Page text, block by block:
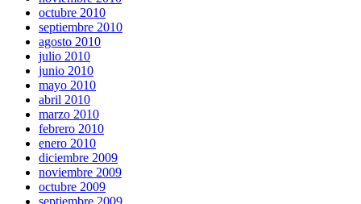
octubre 2010
septiembre 2010
agosto 2010
julio 2010
junio 2010
mayo 2010
abril 2010
marzo 2010
febrero 2010
enero 2010
diciembre 2009
noviembre 2009
octubre 2009